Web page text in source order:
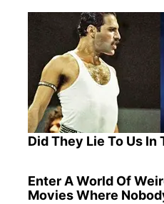
Did They Lie To Us In
Enter A World Of
Movies Where